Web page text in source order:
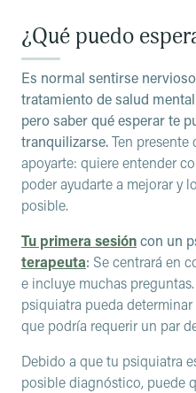
¿Qué puedo
Es normal sentirse
tratamiento de salud
pero saber qué esperar te
tranquilizarse.Ten presente
apoyarte: quiere entender
poder ayudarte a mejorar y
posible.
Tu primera sesióncon un
terapeuta: Se centrará en
e incluye muchas
psiquiatra pueda
que podría requerir un par
Debido a que tu psiquiatra
posible diagnóstico, puede